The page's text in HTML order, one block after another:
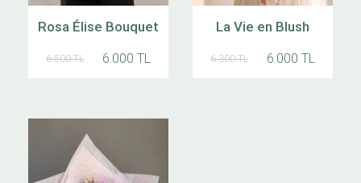
Rosa Élise Bouquet
6.500 TL 6.000 TL
La Vie en Blush
6.300 TL 6.000 TL